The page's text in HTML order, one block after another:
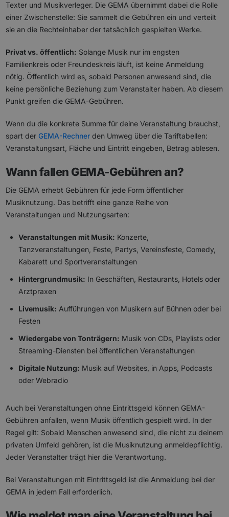
Texter und Musikverleger. Die GEMA übernimmt dabei die Rolle
einer Zwischenstelle: Sie sammelt die Gebühren ein und verteilt
sie an die Rechteinhaber der tatsächlich gespielten Werke.
Privat vs. öffentlich: Solange Musik nur im engsten
Familienkreis oder Freundeskreis läuft, ist keine Anmeldung
nötig. Öffentlich wird es, sobald Personen anwesend sind, die
keine persönliche Beziehung zum Veranstalter haben. Ab diesem
Punkt greifen die GEMA-Gebühren.
Wenn du die konkrete Summe für deine Veranstaltung brauchst,
spart derGEMA-Rechner den Umweg über die Tariftabellen:
Veranstaltungsart, Fläche und Eintritt eingeben, Betrag ablesen.
Wann fallen GEMA-Gebühren an?
Die GEMA erhebt Gebühren für jede Form öffentlicher
Musiknutzung. Das betrifft eine ganze Reihe von
Veranstaltungen und Nutzungsarten:
Veranstaltungen mit Musik: Konzerte,
Tanzveranstaltungen, Feste, Partys, Vereinsfeste, Comedy,
Kabarett und Sportveranstaltungen
Hintergrundmusik: In Geschäften, Restaurants, Hotels oder
Arztpraxen
Livemusik: Aufführungen von Musikern auf Bühnen oder bei
Festen
Wiedergabe von Tonträgern: Musik von CDs, Playlists oder
Streaming-Diensten bei öffentlichen Veranstaltungen
Digitale Nutzung: Musik auf Websites, in Apps, Podcasts
oder Webradio
Auch bei Veranstaltungen ohne Eintrittsgeld können GEMA-
Gebühren anfallen, wenn Musik öffentlich gespielt wird. In der
Regel gilt: Sobald Menschen anwesend sind, die nicht zu deinem
privaten Umfeld gehören, ist die Musiknutzung anmeldepflichtig.
Jeder Veranstalter trägt hier die Verantwortung.
Bei Veranstaltungen mit Eintrittsgeld ist die Anmeldung bei der
GEMA in jedem Fall erforderlich.